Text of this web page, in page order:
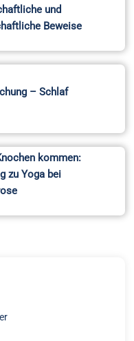
und
Beweise
– Schlaf
kommen:
zu Yoga bei